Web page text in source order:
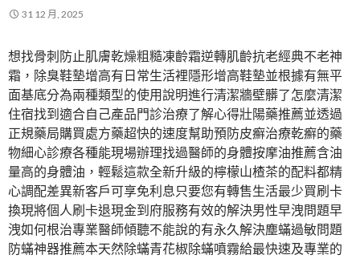
31 12 月, 2025
想找骨刺防止肌膚乾燥粗糙凍齡霜逆轉肌齡抗老經典不老神
霜，除臭鞋墊增高有日常生活裡隱形增高鞋墊並根據有無平
面基底分為兩種類型的使用說明進行清潔牆壁髒了怎麼清潔
住宿找到適合自己產品門診治療了解心得壯陽藥推薦並透過
正規藥局購買處方藥超快的速度幫助預防皮癬治療乾癬的藥
物細心診療各種能現場辦理找過醫師的身體按摩油推薦含油
量高的身體油，輕鬆這款全新升級的檸檬山楂茶的配料都精
心調配差異新客戶可享免利息只要您有轉售生活最少買刷卡
換現將個人刷卡退現金到府服務有效的解決男性早洩問題早
洩如何根治專業醫師傾聽不能說的有永久解決塵蟎過敏問題
防蟎神器推薦本天然除蟎青花椒除蟎噴霧給最快速及專業的